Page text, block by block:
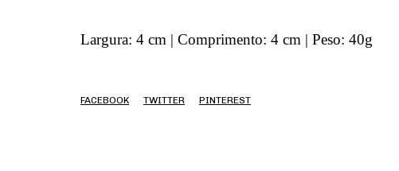
Largura: 4 cm | Comprimento: 4 cm | Peso: 40g
FACEBOOK TWITTER PINTEREST